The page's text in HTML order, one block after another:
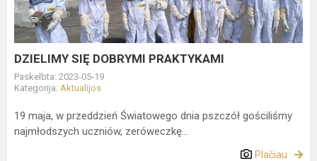
DZIELIMY SIĘ DOBRYMI PRAKTYKAMI
Paskelbta: 2023-05-19
Kategorija: Aktualijos
19 maja, w przeddzień Światowego dnia pszczół gościliśmy
najmłodszych uczniów, zeróweczkę...
Plačiau